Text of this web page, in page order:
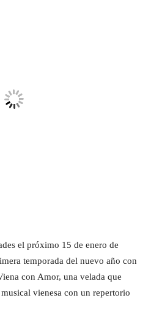
el próximo 15 de enero de
temporada del nuevo año con
con Amor, una velada que
vienesa con un repertorio